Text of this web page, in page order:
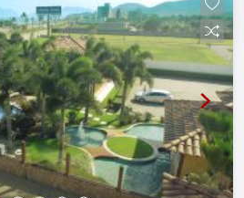
favorável *
Diferenciais: *
portaria e segurança 24 horas
área verde preservada *
* Próximo à Praia da
belas de Caraguatatuba *
Rio-Santos e aos
com qualidade,